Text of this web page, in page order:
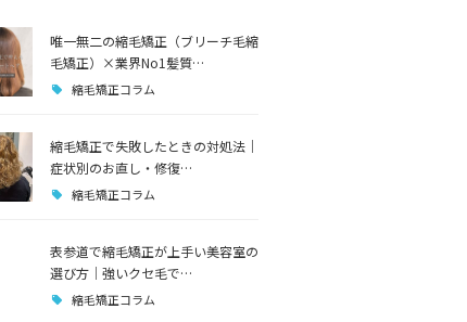
唯一無二の縮毛矯正（ブリーチ毛縮
毛矯正）×業界No1髪質…
縮毛矯正コラム
縮毛矯正で失敗したときの対処法｜
症状別のお直し・修復…
縮毛矯正コラム
表参道で縮毛矯正が上手い美容室の
選び方｜強いクセ毛で…
縮毛矯正コラム